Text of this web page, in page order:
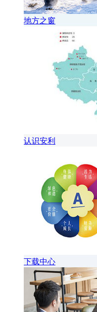
地方之窗
认识安利
下载中心